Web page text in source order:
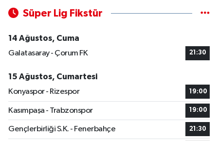
Süper Lig Fikstür
14 Ağustos, Cuma
Galatasaray - Çorum FK
21:30
15 Ağustos, Cumartesi
Konyaspor - Rizespor
19:00
Kasımpaşa - Trabzonspor 19:00
Gençlerbirliği S.K. - Fenerbahçe 21:30